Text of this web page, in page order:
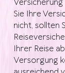
Versicherung
Sie Ihre
nicht, sollten
Ihrer Reise
Versorgung